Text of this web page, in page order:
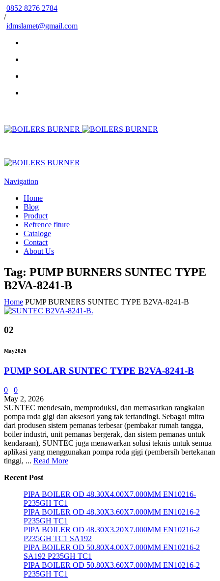
0852 8276 2784
/
idmslamet@gmail.com
Navigation
Home
Blog
Product
Refrence fiture
Cataloge
Contact
About Us
Tag: PUMP BURNERS SUNTEC TYPE
B2VA-8241-B
Home PUMP BURNERS SUNTEC TYPE B2VA-8241-B
02
May2026
PUMP SOLAR SUNTEC TYPE B2VA-8241-B
0
0
May 2, 2026
SUNTEC mendesain, memproduksi, dan memasarkan rangkaian
pompa roda gigi dan aksesori yang tak tertandingi. Sebagai mitra
dari produsen sistem pemanas terbesar (pembakar rumah tangga,
boiler industri, unit pemanas bergerak, dan sistem pemanas untuk
kendaraan), SUNTEC juga menawarkan solusi teknis untuk semua
aplikasi yang menggunakan pompa roda gigi (pembersih bertekanan
tinggi, ... Read More
Recent Post
PIPA BOILER OD 48.30X4.00X7.000MM EN10216-
P235GH TC1
PIPA BOILER OD 48.30X3.60X7.000MM EN10216-2
P235GH TC1
PIPA BOILER OD 48.30X3.20X7.000MM EN10216-2
P235GH TC1 SA192
PIPA BOILER OD 50.80X4.00X7.000MM EN10216-2
SA192 P235GH TC1
PIPA BOILER OD 50.80X3.60X7.000MM EN10216-2
P235GH TC1